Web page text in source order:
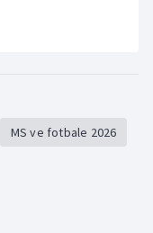
MS ve fotbale 2026